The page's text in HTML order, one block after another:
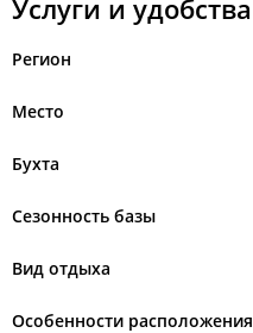
Услуги и удобства
Регион
Место
Бухта
Сезонность базы
Вид отдыха
Особенности расположения